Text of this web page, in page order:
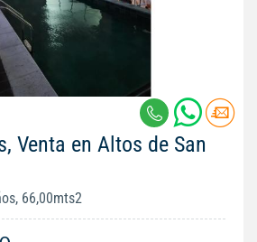
Venta en Altos de San
66,00mts2